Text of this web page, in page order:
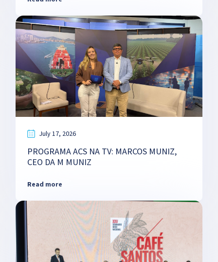
July 17, 2026
PROGRAMA ACS NA TV: MARCOS MUNIZ,
CEO DA M MUNIZ
Read more